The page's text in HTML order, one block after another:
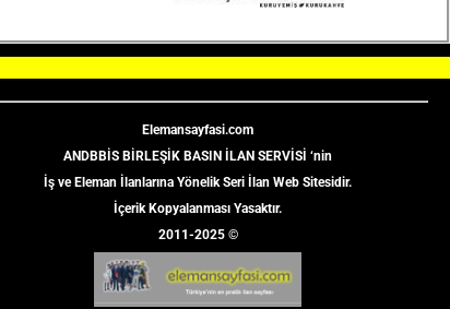
Elemansayfasi.com
ANDBBİS BİRLEŞİK BASIN İLAN SERVİSİ ‘nin
İş ve Eleman İlanlarına Yönelik Seri İlan Web Sitesidir.
İçerik Kopyalanması Yasaktır.
2011-2025 ©